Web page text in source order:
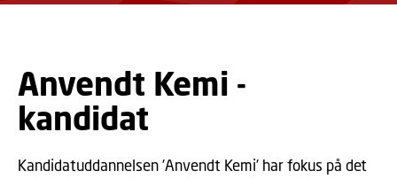
Anvendt Kemi -
kandidat
Kandidatuddannelsen ’Anvendt Kemi’ har fokus på det